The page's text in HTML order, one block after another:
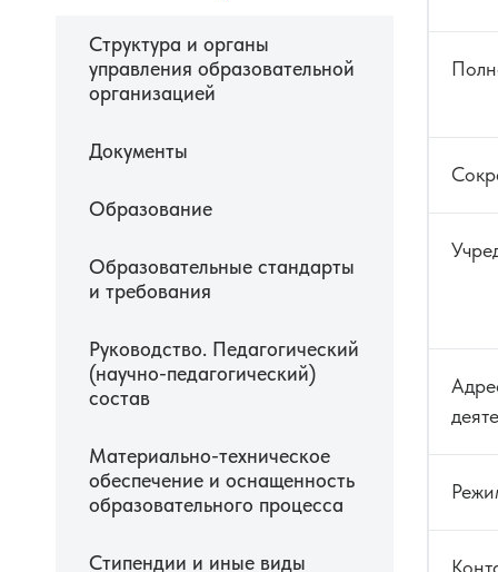
Оптометристам и врачам
Структура и органы
управления образовательной
организацией
Документы
Образование
Образовательные стандарты
и требования
Руководство. Педагогический
(научно-педагогический)
состав
Материально-техническое
обеспечение и оснащенность
образовательного процесса
Стипендии и иные виды